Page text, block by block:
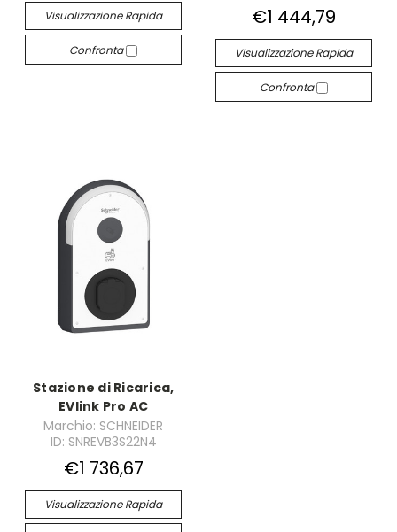
Visualizzazione Rapida
Confronta
€1 444,79
Visualizzazione Rapida
Confronta
Stazione di Ricarica,
EVlink Pro AC
Marchio: SCHNEIDER
ID: SNREVB3S22N4
€1 736,67
Visualizzazione Rapida